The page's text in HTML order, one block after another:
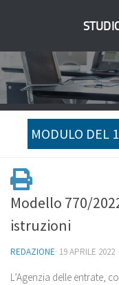
MODULO DEL
Modello 770/
istruzioni
REDAZIONE· 19 APRILE 2022
L’Agenzia delle entrate,